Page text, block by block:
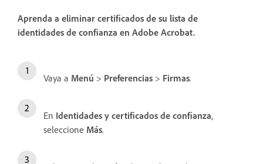
Aprenda a eliminar certificados de su lista de
identidades de confianza en Adobe Acrobat.
Vaya a Menú > Preferencias > Firmas.
En Identidades y certificados de confianza,
seleccione Más.